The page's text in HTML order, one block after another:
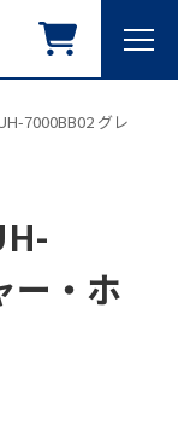
7000BB02 グレイシ
ー・ホ